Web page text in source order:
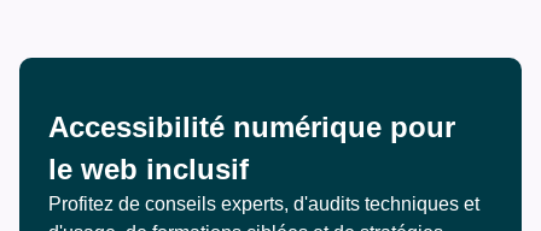
Accessibilité numérique pour
le web inclusif
Profitez de conseils experts, d'audits techniques et